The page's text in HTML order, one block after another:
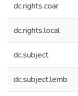
dc.rights.coar
dc.rights.local
dc.subject
dc.subject.lemb